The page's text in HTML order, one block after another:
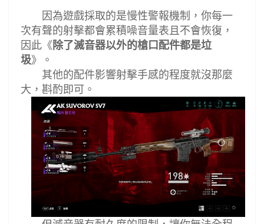
因為遊戲採取的是慢性警報機制，你每一
次有聲的射擊都會累積噪音量表且不會恢復，
因此 《除了滅音器以外的槍口配件都是垃
圾》。
其他的配件影響射擊手感的程度就沒那麼
大，斟酌即可。